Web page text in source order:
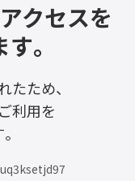
クセスを
。
ため、
利用を